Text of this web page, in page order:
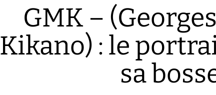
GMK –
Kikano) : le
sa